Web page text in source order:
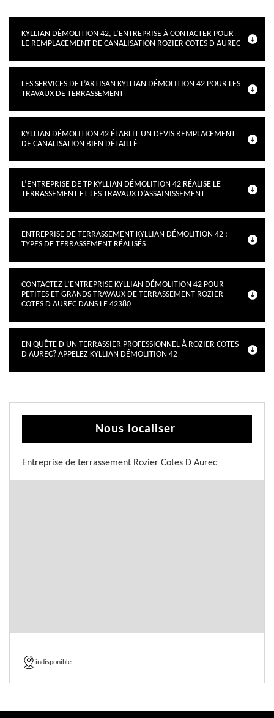
KYLLIAN DÉMOLITION 42, L’ENTREPRISE À CONTACTER POUR
LE REMPLACEMENT DE CANALISATION ROZIER COTES D AUREC
LES SERVICES DE L’ARTISAN KYLLIAN DÉMOLITION 42 POUR LES
TRAVAUX DE TERRASSEMENT
KYLLIAN DÉMOLITION 42 ÉTABLIT UN DEVIS REMPLACEMENT
DE CANALISATION BIEN DÉTAILLÉ
L’ENTREPRISE DE TP KYLLIAN DÉMOLITION 42 RÉALISE LE
TERRASSEMENT ET LES TRAVAUX D’ASSAINISSEMENT
ENTREPRISE DE TERRASSEMENT KYLLIAN DÉMOLITION 42 :
TYPES DE TERRASSEMENT RÉALISÉS
CONTACTEZ L’ENTREPRISE KYLLIAN DÉMOLITION 42 POUR
PETITES ET GRANDS TRAVAUX DE TERRASSEMENT ROZIER
COTES D AUREC DANS LE 42380
EN QUÊTE D'UN TERRASSIER PROFESSIONNEL À ROZIER COTES
D AUREC? APPELEZ KYLLIAN DÉMOLITION 42
Nous localiser
Entreprise de terrassement Rozier Cotes D Aurec
indisponible